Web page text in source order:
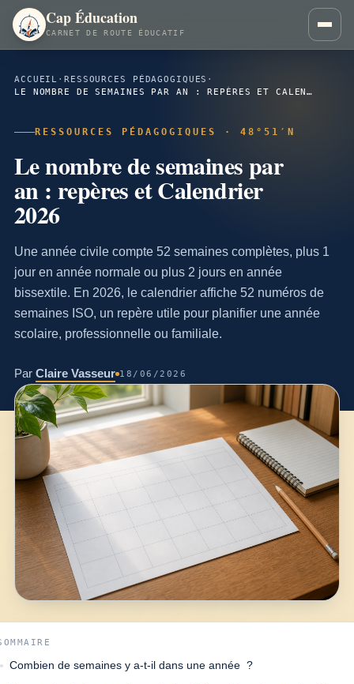
Cap Éducation
CARNET DE ROUTE ÉDUCATIF
ACCUEIL ·RESSOURCES PÉDAGOGIQUES ·
LE NOMBRE DE SEMAINES PAR AN : REPÈRES ET CALENDRIER 2026
RESSOURCES PÉDAGOGIQUES · 48°51′N
Le nombre de semaines par
an : repères et Calendrier
2026
Une année civile compte 52 semaines complètes, plus 1
jour en année normale ou plus 2 jours en année
bissextile. En 2026, le calendrier affiche 52 numéros de
semaines ISO, un repère utile pour planifier une année
scolaire, professionnelle ou familiale.
Par Claire Vasseur 18/06/2026
Combien de semaines y a-t-il dans une année ?